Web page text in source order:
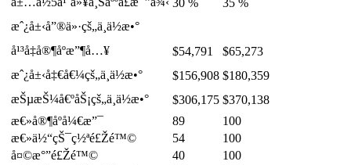
30 %
35 %
æˆ¿å±‹å”®ä»·çš„ä¸­ä½æ•°
å¹³å‡å®¶åº­æ”¶å…¥
$54,791
$65,273
æˆ¿å±‹å‡€å€¼çš„ä¸­ä½æ•°
$156,908 $180,359
æŠµæŠ¼å€ºåŠ¡çš„ä¸­ä½æ•°
$306,175 $370,138
æ€»å®¶åº­å¼€æ”¯
89
100
æ€»ä½“çŠ¯ç½ªé£Žé™©
54
100
å¤©æ°”é£Žé™©
40
100